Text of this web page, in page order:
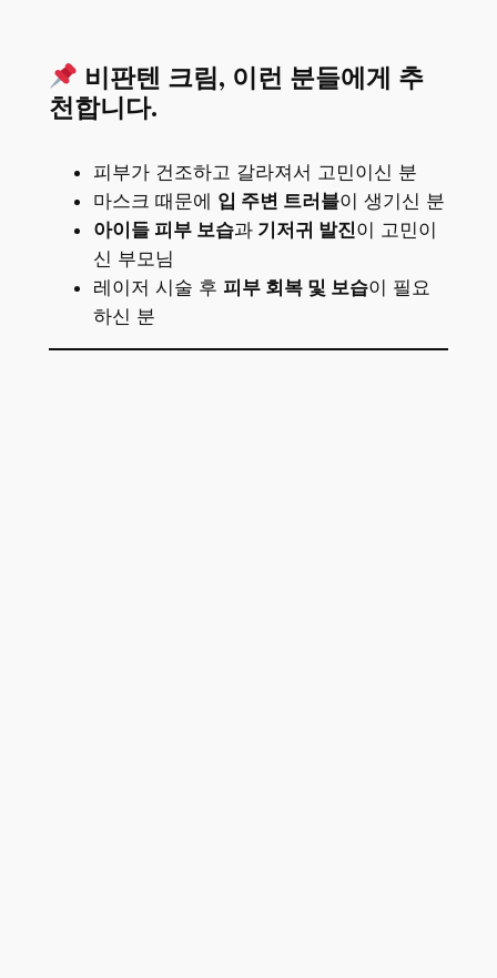
비판텐 크림, 이런 분들에게 추
천합니다.
피부가 건조하고 갈라져서 고민이신 분
마스크 때문에 입 주변 트러블이 생기신 분
아이들 피부 보습과기저귀 발진이 고민이
신 부모님
레이저 시술 후 피부 회복 및 보습이 필요
하신 분